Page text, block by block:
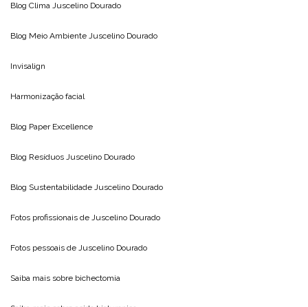
Blog Clima Juscelino Dourado
Blog Meio Ambiente Juscelino Dourado
Invisalign
Harmonização facial
Blog Paper Excellence
Blog Resíduos Juscelino Dourado
Blog Sustentabilidade Juscelino Dourado
Fotos profissionais de Juscelino Dourado
Fotos pessoais de Juscelino Dourado
Saiba mais sobre bichectomia